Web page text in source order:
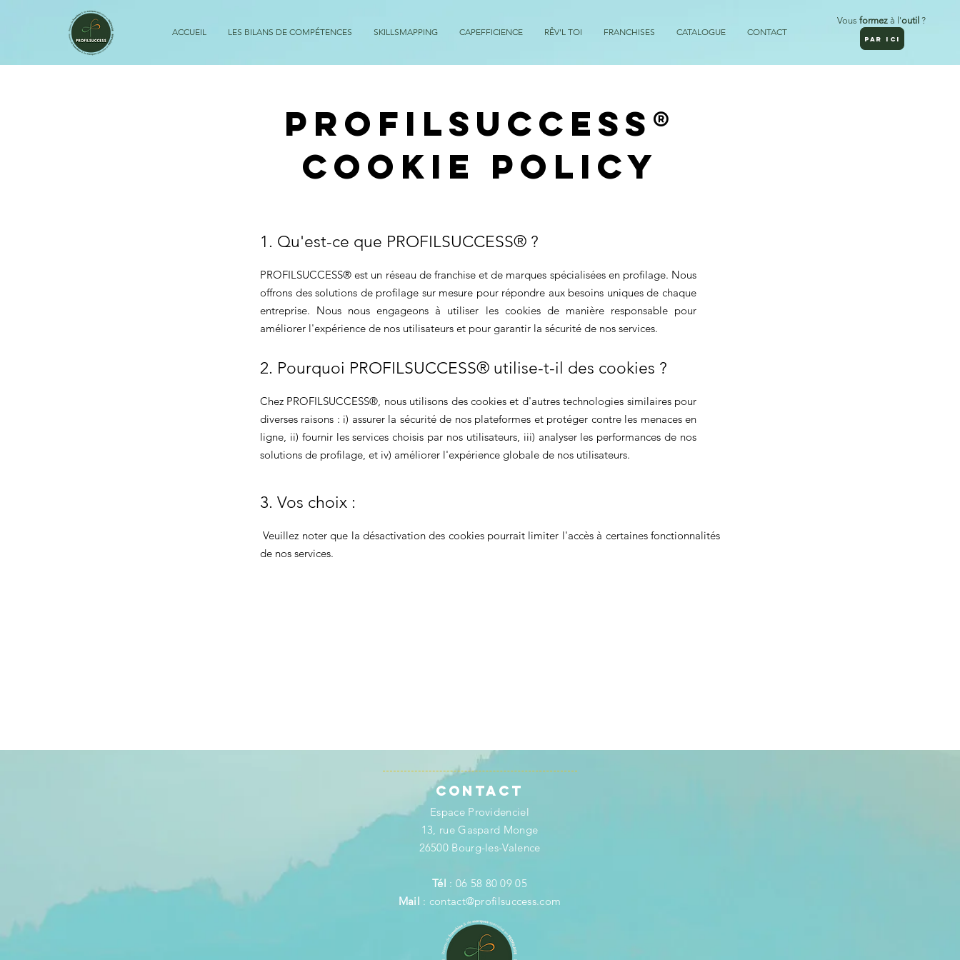
ACCUEIL LES BILANS DE COMPÉTENCES SKILLSMAPPING CAPEFFICIENCE RÊV'L TOI FRANCHISES CATALOGUE CONTACT
Vous formez à l'outil ?
PAR ICI
PROFILSUCCESS®
Cookie Policy
1. Qu'est-ce que PROFILSUCCESS® ?
PROFILSUCCESS® est un réseau de franchise et de marques spécialisées en profilage. Nous
offrons des solutions de profilage sur mesure pour répondre aux besoins uniques de chaque
entreprise. Nous nous engageons à utiliser les cookies de manière responsable pour
améliorer l'expérience de nos utilisateurs et pour garantir la sécurité de nos services.
2. Pourquoi PROFILSUCCESS® utilise-t-il des cookies ?
Chez PROFILSUCCESS®, nous utilisons des cookies et d'autres technologies similaires pour
diverses raisons : i) assurer la sécurité de nos plateformes et protéger contre les menaces en
ligne, ii) fournir les services choisis par nos utilisateurs, iii) analyser les performances de nos
solutions de profilage, et iv) améliorer l'expérience globale de nos utilisateurs.
3. Vos choix :
Veuillez noter que la désactivation des cookies pourrait limiter l'accès à certaines fonctionnalités
de nos services.
Contact
Espace Providenciel
13, rue Gaspard Monge
26500 Bourg-les-Valence
Tél : 06 58 80 09 05
Mail : contact@profilsuccess.com